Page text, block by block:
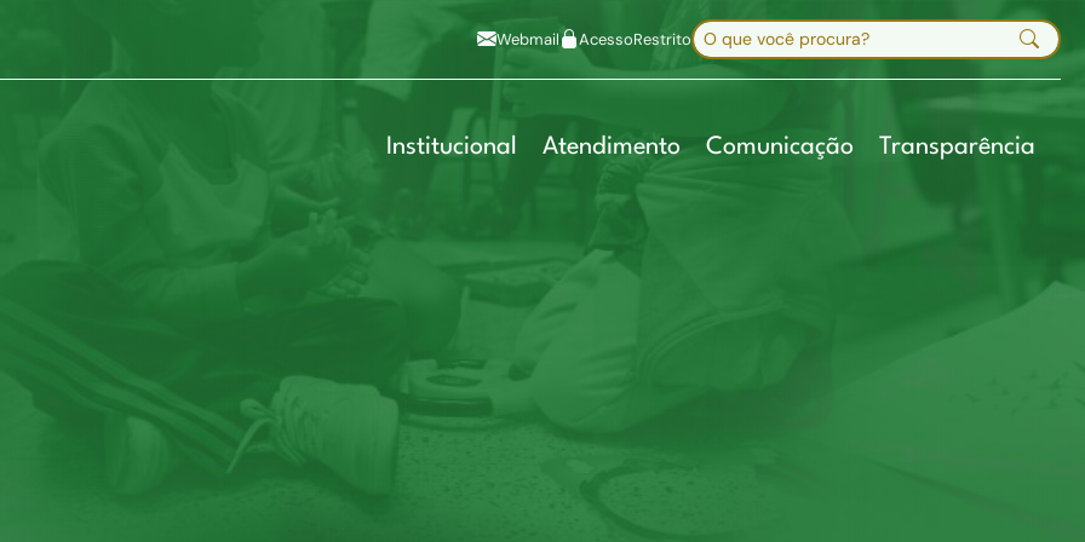
Mapa do site
Webmail AcessoRestritoBuscar no site
Digite sua busca e pressione Enter
Institucional Atendimento Comunicação Transparência